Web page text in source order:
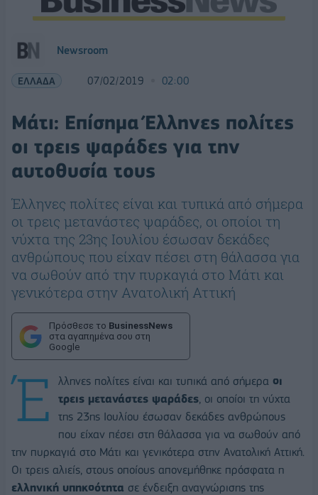
Newsroom
ΕΛΛΑΔΑ 07/02/2019 02:00
Μάτι: Επίσημα Έλληνες πολίτες
οι τρεις ψαράδες για την
αυτοθυσία τους
Έλληνες πολίτες είναι και τυπικά από σήμερα
οι τρεις μετανάστες ψαράδες, οι οποίοι τη
νύχτα της 23ης Ιουλίου έσωσαν δεκάδες
ανθρώπους που είχαν πέσει στη θάλασσα για
να σωθούν από την πυρκαγιά στο Μάτι και
γενικότερα στην Ανατολική Αττική
Πρόσθεσε το BusinessNews
στα αγαπημένα σου στη
Google
Έ λληνες πολίτες είναι και τυπικά από σήμερα οι
τρεις μετανάστες ψαράδες , οι οποίοι τη νύχτα
της 23ης Ιουλίου έσωσαν δεκάδες ανθρώπους
που είχαν πέσει στη θάλασσα για να σωθούν από
την πυρκαγιά στο Μάτι και γενικότερα στην Ανατολική Αττική.
Οι τρεις αλιείς, στους οποίους απονεμήθηκε πρόσφατα η
ελληνική υπηκοότητα σε ένδειξη αναγνώρισης της